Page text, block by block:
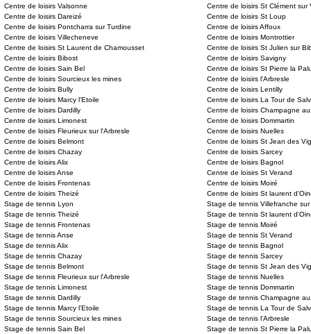
Centre de loisirs Valsonne
Centre de loisirs St Clément sur
Centre de loisirs Dareizé
Centre de loisirs St Loup
Centre de loisirs Pontcharra sur Turdine
Centre de loisirs Affoux
Centre de loisirs Villecheneve
Centre de loisirs Montrottier
Centre de loisirs St Laurent de Chamousset
Centre de loisirs St Julien sur
Centre de loisirs Bibost
Centre de loisirs Savigny
Centre de loisirs Sain Bel
Centre de loisirs St Pierre la
Centre de loisirs Sourcieux les mines
Centre de loisirs l'Arbresle
Centre de loisirs Bully
Centre de loisirs Lentilly
Centre de loisirs Marcy l'Etoile
Centre de loisirs La Tour de
Centre de loisirs Dardilly
Centre de loisirs Champagne
Centre de loisirs Limonest
Centre de loisirs Dommartin
Centre de loisirs Fleurieux sur l'Arbresle
Centre de loisirs Nuelles
Centre de loisirs Belmont
Centre de loisirs St Jean des
Centre de loisirs Chazay
Centre de loisirs Sarcey
Centre de loisirs Alix
Centre de loisirs Bagnol
Centre de loisirs Anse
Centre de loisirs St Verand
Centre de loisirs Frontenas
Centre de loisirs Moiré
Centre de loisirs Theizé
Centre de loisirs St laurent
Stage de tennis Lyon
Stage de tennis Villefranche
Stage de tennis Theizé
Stage de tennis St laurent
Stage de tennis Frontenas
Stage de tennis Moiré
Stage de tennis Anse
Stage de tennis St Verand
Stage de tennis Alix
Stage de tennis Bagnol
Stage de tennis Chazay
Stage de tennis Sarcey
Stage de tennis Belmont
Stage de tennis St Jean des
Stage de tennis Fleurieux sur l'Arbresle
Stage de tennis Nuelles
Stage de tennis Limonest
Stage de tennis Dommartin
Stage de tennis Dardilly
Stage de tennis Champagne
Stage de tennis Marcy l'Etoile
Stage de tennis La Tour de
Stage de tennis Sourcieux les mines
Stage de tennis l'Arbresle
Stage de tennis Sain Bel
Stage de tennis St Pierre la